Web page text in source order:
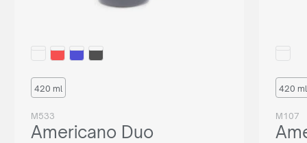
420 ml
M533
Americano Duo
420 ml
M107